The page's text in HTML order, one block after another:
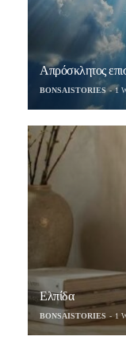
Απρόσκλητος
BONSAISTORIES 1
Ελπίδα
BONSAISTORIES 1